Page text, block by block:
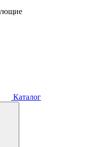
Каталог